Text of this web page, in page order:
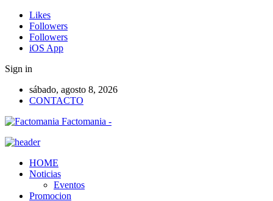
Likes
Followers
Followers
iOS App
Sign in
sábado, agosto 8, 2026
CONTACTO
Factomania -
HOME
Noticias
Eventos
Promocion